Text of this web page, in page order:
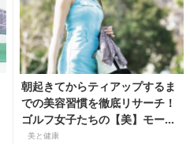
朝起きてからティアップするま
での美容習慣を徹底リサーチ！
ゴルフ女子たちの【美】モーニ
ングルーティン
美と健康